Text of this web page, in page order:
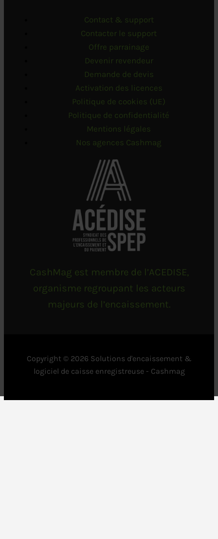
Contact & support
Contacter le support
Offre parrainage
Devenir revendeur
Demande de devis
Activation des licences
Politique de cookies (UE)
Politique de confidentialité
Mentions légales
Nos agences Cashmag
CashMag est membre de l’ACEDISE,
organisme regroupant les acteurs
majeurs de l’encaissement.
Copyright © 2026 Solutions d'encaissement &
logiciel de caisse enregistreuse - Cashmag